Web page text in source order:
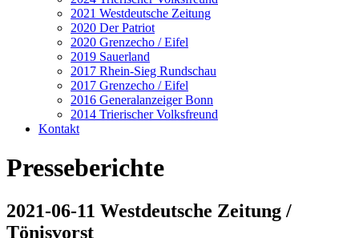
2021 Westdeutsche Zeitung
2020 Der Patriot
2020 Grenzecho / Eifel
2019 Sauerland
2017 Rhein-Sieg Rundschau
2017 Grenzecho / Eifel
2016 Generalanzeiger Bonn
2014 Trierischer Volksfreund
Kontakt
Presseberichte
2021-06-11 Westdeutsche Zeitung /
Tönisvorst